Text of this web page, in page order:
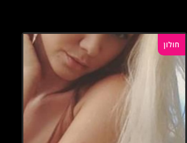
חולון